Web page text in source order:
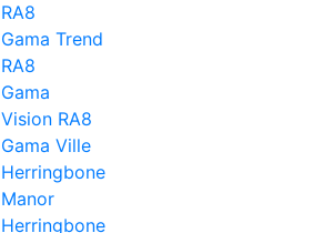
RA8
Gama Trend
RA8
Gama
Vision RA8
Gama Ville
Herringbone
Manor
Herringbone